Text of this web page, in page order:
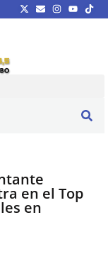
en el Top
en